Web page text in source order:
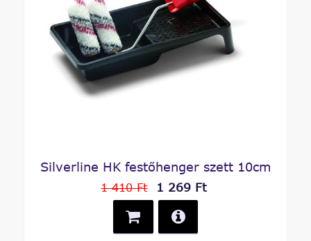
Silverline HK festőhenger szett 10cm
1 410 Ft 1 269 Ft